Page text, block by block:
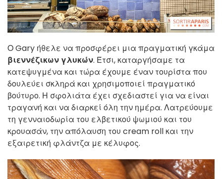
Ο Gary ήθελε να προσφέρει μια πραγματική γκάμα
βιεννέζικων γλυκών. Έτσι, καταργήσαμε τα
κατεψυγμένα και τώρα έχουμε έναν τουρίστα που
δουλεύει σκληρά και χρησιμοποιεί πραγματικό
βούτυρο. Η σφολιάτα έχει σχεδιαστεί για να είναι
τραγανή και να διαρκεί όλη την ημέρα. Λατρεύουμε
τη γενναιοδωρία του ελβετικού ψωμιού και του
κρουασάν, την απόλαυση του cream roll και την
εξαιρετική φλάντζα με κέλυφος.